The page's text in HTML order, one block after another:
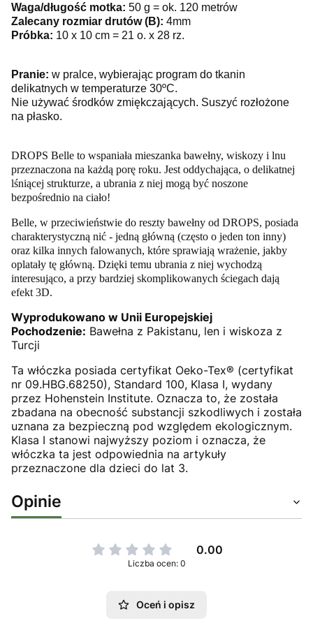
Waga/długość motka: 50 g = ok. 120 metrów
Zalecany rozmiar drutów (B): 4mm
Próbka: 10 x 10 cm = 21 o. x 28 rz.
Pranie: w pralce, wybierając program do tkanin
delikatnych w temperaturze 30ºC.
Nie używać środków zmiękczających. Suszyć rozłożone
na płasko.
DROPS Belle to wspaniała mieszanka bawełny, wiskozy i lnu
przeznaczona na każdą porę roku. Jest oddychająca, o delikatnej
lśniącej strukturze, a ubrania z niej mogą być noszone
bezpośrednio na ciało!
Belle, w przeciwieństwie do reszty bawełny od DROPS, posiada
charakterystyczną nić - jedną główną (często o jeden ton inny)
oraz kilka innych falowanych, które sprawiają wrażenie, jakby
oplatały tę główną. Dzięki temu ubrania z niej wychodzą
interesująco, a przy bardziej skomplikowanych ściegach dają
efekt 3D.
Wyprodukowano w Unii Europejskiej
Pochodzenie: Bawełna z Pakistanu, len i wiskoza z
Turcji
Ta włóczka posiada certyfikat Oeko-Tex® (certyfikat
nr 09.HBG.68250), Standard 100, Klasa I, wydany
przez Hohenstein Institute. Oznacza to, że została
zbadana na obecność substancji szkodliwych i została
uznana za bezpieczną pod względem ekologicznym.
Klasa I stanowi najwyższy poziom i oznacza, że
włóczka ta jest odpowiednia na artykuły
przeznaczone dla dzieci do lat 3.
Opinie
0.00
Liczba ocen: 0
Oceń i opisz